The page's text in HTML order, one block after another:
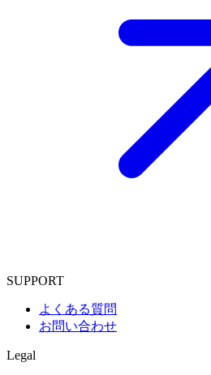
SUPPORT
よくある質問
お問い合わせ
Legal